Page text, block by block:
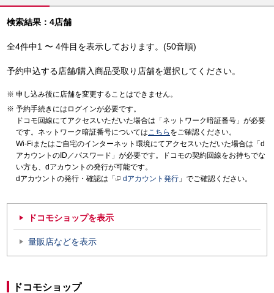
検索結果：4店舗
全4件中1 〜 4件目を表示しております。(50音順)
予約申込する店舗/購入商品受取り店舗を選択してください。
申し込み後に店舗を変更することはできません。
予約手続きにはログインが必要です。
ドコモ回線にてアクセスいただいた場合は「ネットワーク暗証番号」が必要
です。ネットワーク暗証番号についてはこちら をご確認ください。
Wi-Fiまたはご自宅のインターネット環境にてアクセスいただいた場合は「d
アカウントのID／パスワード」が必要です。ドコモの契約回線をお持ちでな
い方も、dアカウントの発行が可能です。
dアカウントの発行・確認は「
dアカウント発行 」でご確認ください。
ドコモショップを表示
量販店などを表示
ドコモショップ